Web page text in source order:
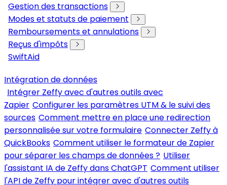
Gestion des transactions
Modes et statuts de paiement
Remboursements et annulations
Reçus d'impôts
SwiftAid
Intégration de données
Intégrer Zeffy avec d'autres outils avec
Zapier Configurer les paramètres UTM & le suivi des
sources Comment mettre en place une redirection
personnalisée sur votre formulaire Connecter Zeffy à
QuickBooks Comment utiliser le formateur de Zapier
pour séparer les champs de données ? Utiliser
l'assistant IA de Zeffy dans ChatGPT Comment utiliser
l'API de Zeffy pour intégrer avec d'autres outils